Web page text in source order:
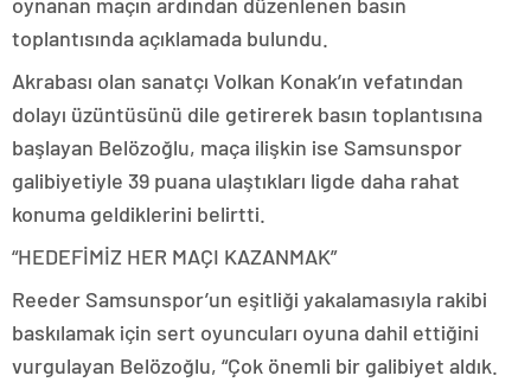
toplantısında açıklamada bulundu.
Akrabası olan sanatçı Volkan Konak’ın vefatından
dolayı üzüntüsünü dile getirerek basın toplantısına
başlayan Belözoğlu, maça ilişkin ise Samsunspor
galibiyetiyle 39 puana ulaştıkları ligde daha rahat
konuma geldiklerini belirtti.
“HEDEFİMİZ HER MAÇI KAZANMAK”
Reeder Samsunspor’un eşitliği yakalamasıyla rakibi
baskılamak için sert oyuncuları oyuna dahil ettiğini
vurgulayan Belözoğlu, “Çok önemli bir galibiyet aldık.